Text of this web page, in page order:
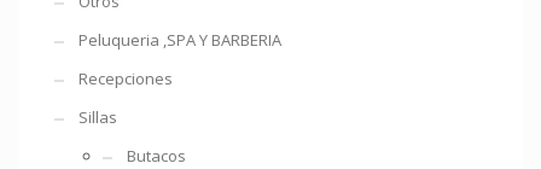
Peluqueria ,SPA Y BARBERIA
Recepciones
Sillas
Butacos